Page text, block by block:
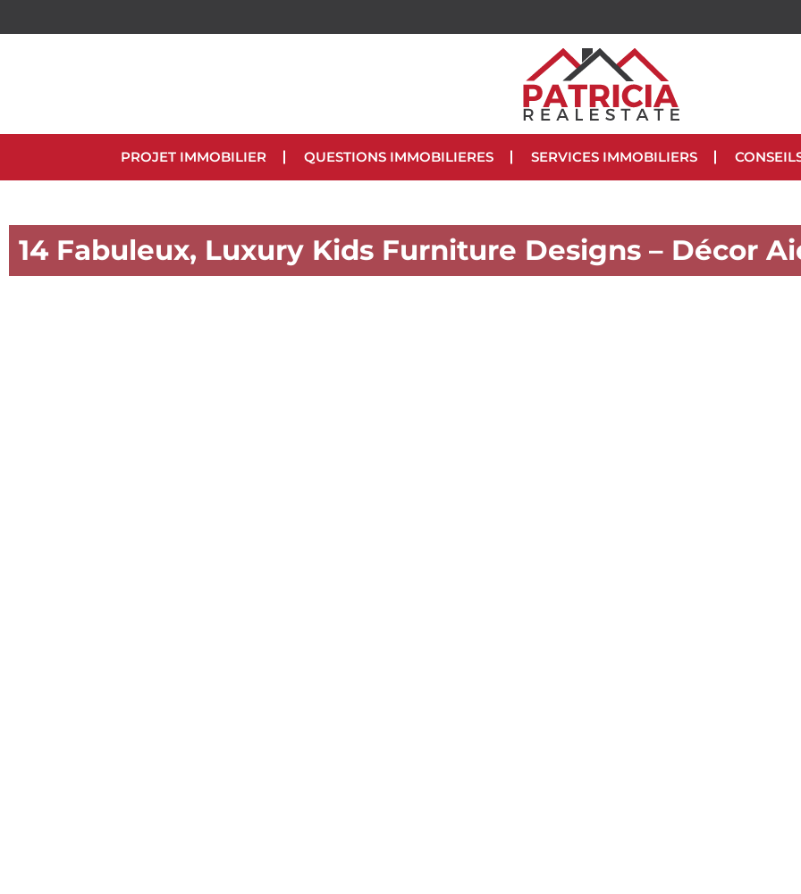
PROJET IMMOBILIER QUESTIONS IMMOBILIERES SERVICES IMMOBILIERS
14 Fabuleux, Luxury Kids Furniture Designs – Décor